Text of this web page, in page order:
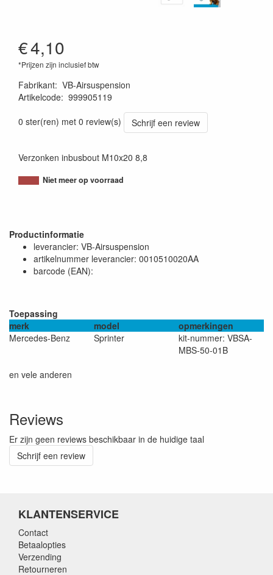
€4,10
*Prijzen zijn inclusief btw
Fabrikant: VB-Airsuspension
Artikelcode: 999905119
0 ster(ren) met 0 review(s)
Schrijf een review
Verzonken inbusbout M10x20 8,8
Niet meer op voorraad
Productinformatie
leverancier: VB-Airsuspension
artikelnummer leverancier: 0010510020AA
barcode (EAN):
Toepassing
merk
model
opmerkingen
Mercedes-Benz
Sprinter
kit-nummer: VBSA-
MBS-50-01B
en vele anderen
Reviews
Er zijn geen reviews beschikbaar in de huidige taal
Schrijf een review
KLANTENSERVICE
Contact
Betaalopties
Verzending
Retourneren